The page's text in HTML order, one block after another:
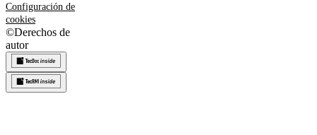
Configuración de
cookies
©Derechos de
autor